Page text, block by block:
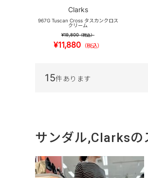
Clarks
967G Tuscan Cross タスカンクロス
クリーム
¥19,800（税込）
¥11,880 （税込）
15件あります
サンダル,Clarksの